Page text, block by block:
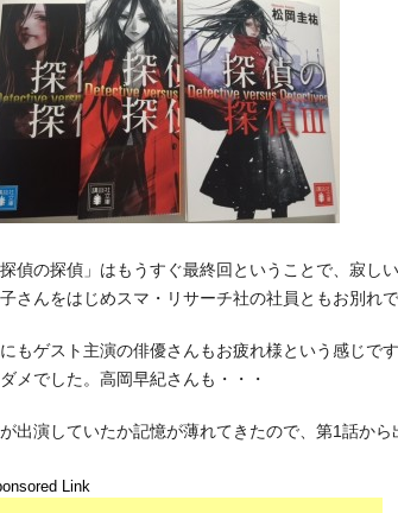
探偵の探偵」はもうすぐ最終回ということで、寂し
さんをはじめスマ・リサーチ社の社員ともお別れで
もゲスト主演の俳優さんもお疲れ様という感じで
メでした。高岡早紀さんも・・・
出演していたか記憶が薄れてきたので、第1話から
Link